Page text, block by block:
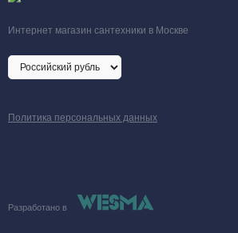
Интернет магазин сантехники в Москве
Политика персональных данных
Разработано в